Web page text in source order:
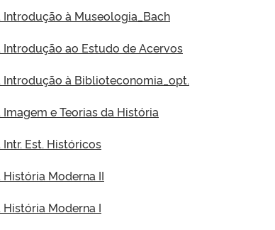
Introdução à Museologia_Bach
Introdução ao Estudo de Acervos
Introdução à Biblioteconomia_opt.
e Teorias da História
Est. Históricos
Moderna II
Moderna I